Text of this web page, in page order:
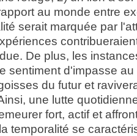
au monde entre
serait marquée par
De plus, les
sentiment d'impasse
du futur et
une lutte
fort, actif et
temporalité se